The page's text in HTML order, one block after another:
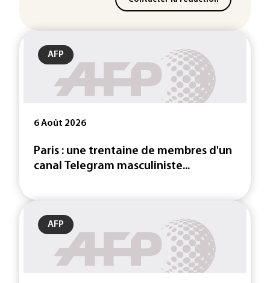
AFP
6 Août 2026
Paris : une trentaine de membres d'un
canal Telegram masculiniste...
AFP